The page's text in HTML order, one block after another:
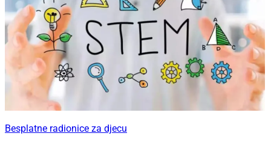
Besplatne radionice za djecu